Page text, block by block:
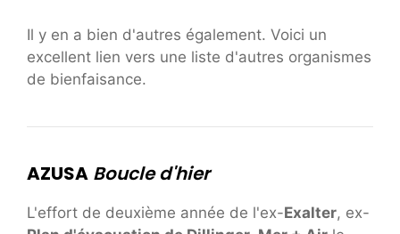
Il y en a bien d'autres également. Voici un
excellent lien vers une liste d'autres organismes
de bienfaisance.
AZUSA Boucle d'hier
L'effort de deuxième année de l'ex-Exalter, ex-